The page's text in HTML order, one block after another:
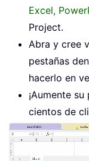
Excel,
Project.
Abra y cree
pestañas
hacerlo en
¡Aumente
cientos de